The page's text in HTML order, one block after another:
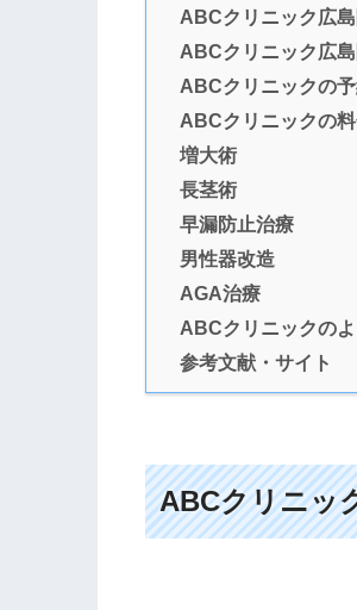
ABCクリニック広
ABCクリニック広
ABCクリニックの
ABCクリニックの
増大術
長茎術
早漏防止治療
男性器改造
AGA治療
ABCクリニックの
参考文献・サイト
ABCクリニッ